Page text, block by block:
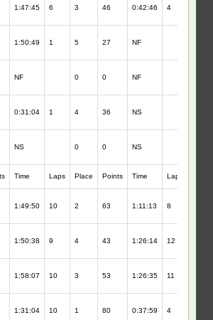
1:47:45 6 3 46 0:42:46 4
1:50:49 1 5 27 NF
NF 0 0 NF
0:31:04 1 4 36 NS
NS 0 0 NS
Time Laps Place Points Time Laps
1:49:50 10 2 63 1:11:13 8
1:50:38 9 4 43 1:26:14 12
1:58:07 10 3 53 1:26:35 11
1:31:04 10 1 80 0:37:59 4